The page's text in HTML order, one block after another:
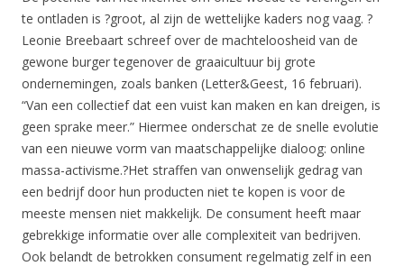
te ontladen is ?groot, al zijn de wettelijke kaders nog vaag. ?
Leonie Breebaart schreef over de machteloosheid van de
gewone burger tegenover de graaicultuur bij grote
ondernemingen, zoals banken (Letter&Geest, 16 februari).
“Van een collectief dat een vuist kan maken en kan dreigen, is
geen sprake meer.” Hiermee onderschat ze de snelle evolutie
van een nieuwe vorm van maatschappelijke dialoog: online
massa-activisme.?Het straffen van onwenselijk gedrag van
een bedrijf door hun producten niet te kopen is voor de
meeste mensen niet makkelijk. De consument heeft maar
gebrekkige informatie over alle complexiteit van bedrijven.
Ook belandt de betrokken consument regelmatig zelf in een